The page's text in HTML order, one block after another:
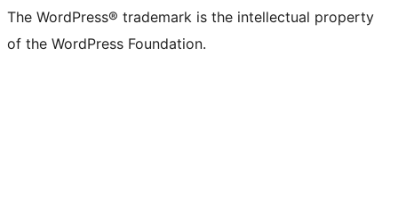
The WordPress® trademark is the intellectual property
of the WordPress Foundation.